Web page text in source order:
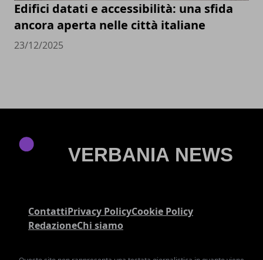
Edifici datati e accessibilità: una sfida
ancora aperta nelle città italiane
23/12/2025
ContattiPrivacy PolicyCookie Policy
RedazioneChi siamo